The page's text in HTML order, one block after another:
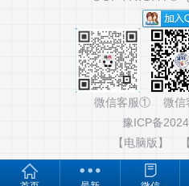
微信客服① 微
豫ICP备
【电脑版】